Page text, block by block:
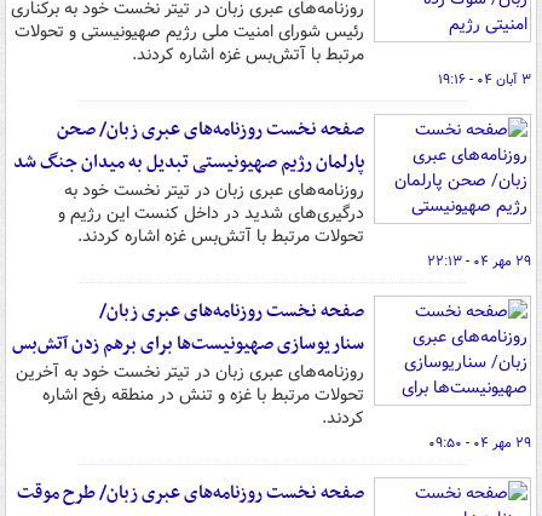
روزنامه‌های عبری زبان در تیتر نخست خود به برکناری
رئیس شورای امنیت ملی رژیم صهیونیستی و تحولات
مرتبط با آتش‌بس غزه اشاره کردند.
۳ آبان ۰۴ - ۱۹:۱۶
صفحه نخست روزنامه‌های عبری زبان/ صحن
پارلمان رژیم صهیونیستی تبدیل به میدان جنگ شد
روزنامه‌های عبری زبان در تیتر نخست خود به
درگیری‌های شدید در داخل کنست این رژیم و
تحولات مرتبط با آتش‌بس غزه اشاره کردند.
۲۹ مهر ۰۴ - ۲۲:۱۳
صفحه نخست روزنامه‌های عبری زبان/
سناریوسازی صهیونیست‌ها برای برهم زدن آتش‌بس
روزنامه‌های عبری زبان در تیتر نخست خود به آخرین
تحولات مرتبط با غزه و تنش در منطقه رفح اشاره
کردند.
۲۹ مهر ۰۴ - ۰۹:۵۰
صفحه نخست روزنامه‌های عبری زبان/ طرح موقت